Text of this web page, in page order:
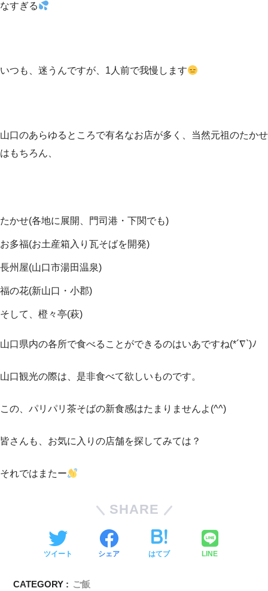
なすぎる
いつも、迷うんですが、1人前で我慢します
山口のあらゆるところで有名なお店が多く、当然元祖のたかせ
はもちろん、
たかせ(各地に展開、門司港・下関でも)
お多福(お土産箱入り瓦そばを開発)
長州屋(山口市湯田温泉)
福の花(新山口・小郡)
そして、橙々亭(萩)
山口県内の各所で食べることができるのはいあですね(*´∇`)ﾉ
山口観光の際は、是非食べて欲しいものです。
この、パリパリ茶そばの新食感はたまりませんよ(^^)
皆さんも、お気に入りの店舗を探してみては？
それではまたー
SHARE
ツイート シェア はてブ LINE
CATEGORY : ご飯